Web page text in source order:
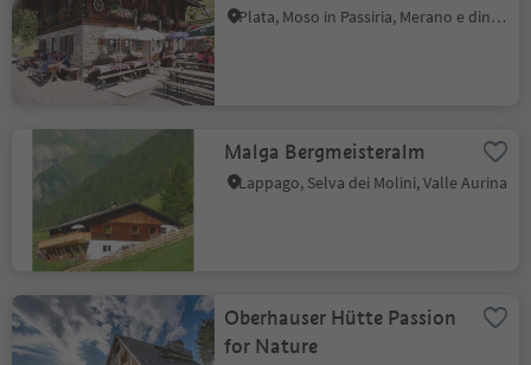
Plata, Moso in Passiria, Merano e dintorni
Malga Bergmeisteralm
Lappago, Selva dei Molini, Valle Aurina
Oberhauser Hütte Passion
for Nature